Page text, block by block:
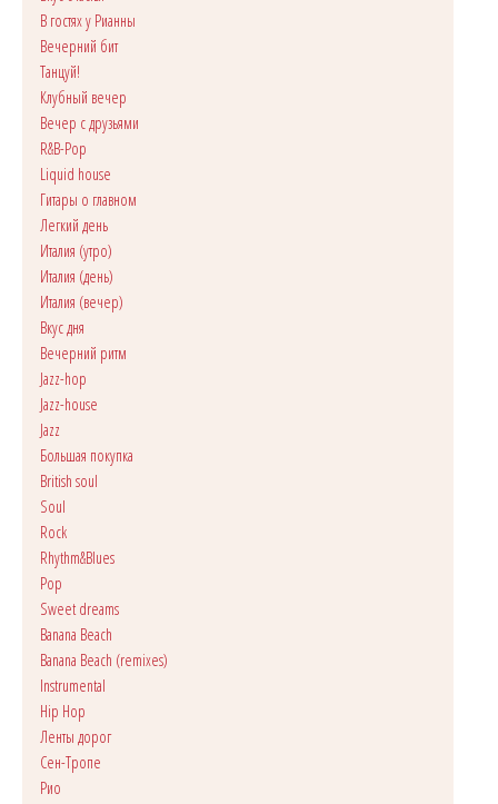
В гостях у Рианны
Вечерний бит
Танцуй!
Клубный вечер
Вечер с друзьями
R&B-Pop
Liquid house
Гитары о главном
Легкий день
Италия (утро)
Италия (день)
Италия (вечер)
Вкус дня
Вечерний ритм
Jazz-hop
Jazz-house
Jazz
Большая покупка
British soul
Soul
Rock
Rhythm&Blues
Pop
Sweet dreams
Banana Beach
Banana Beach (remixes)
Instrumental
Hip Hop
Ленты дорог
Сен-Тропе
Рио